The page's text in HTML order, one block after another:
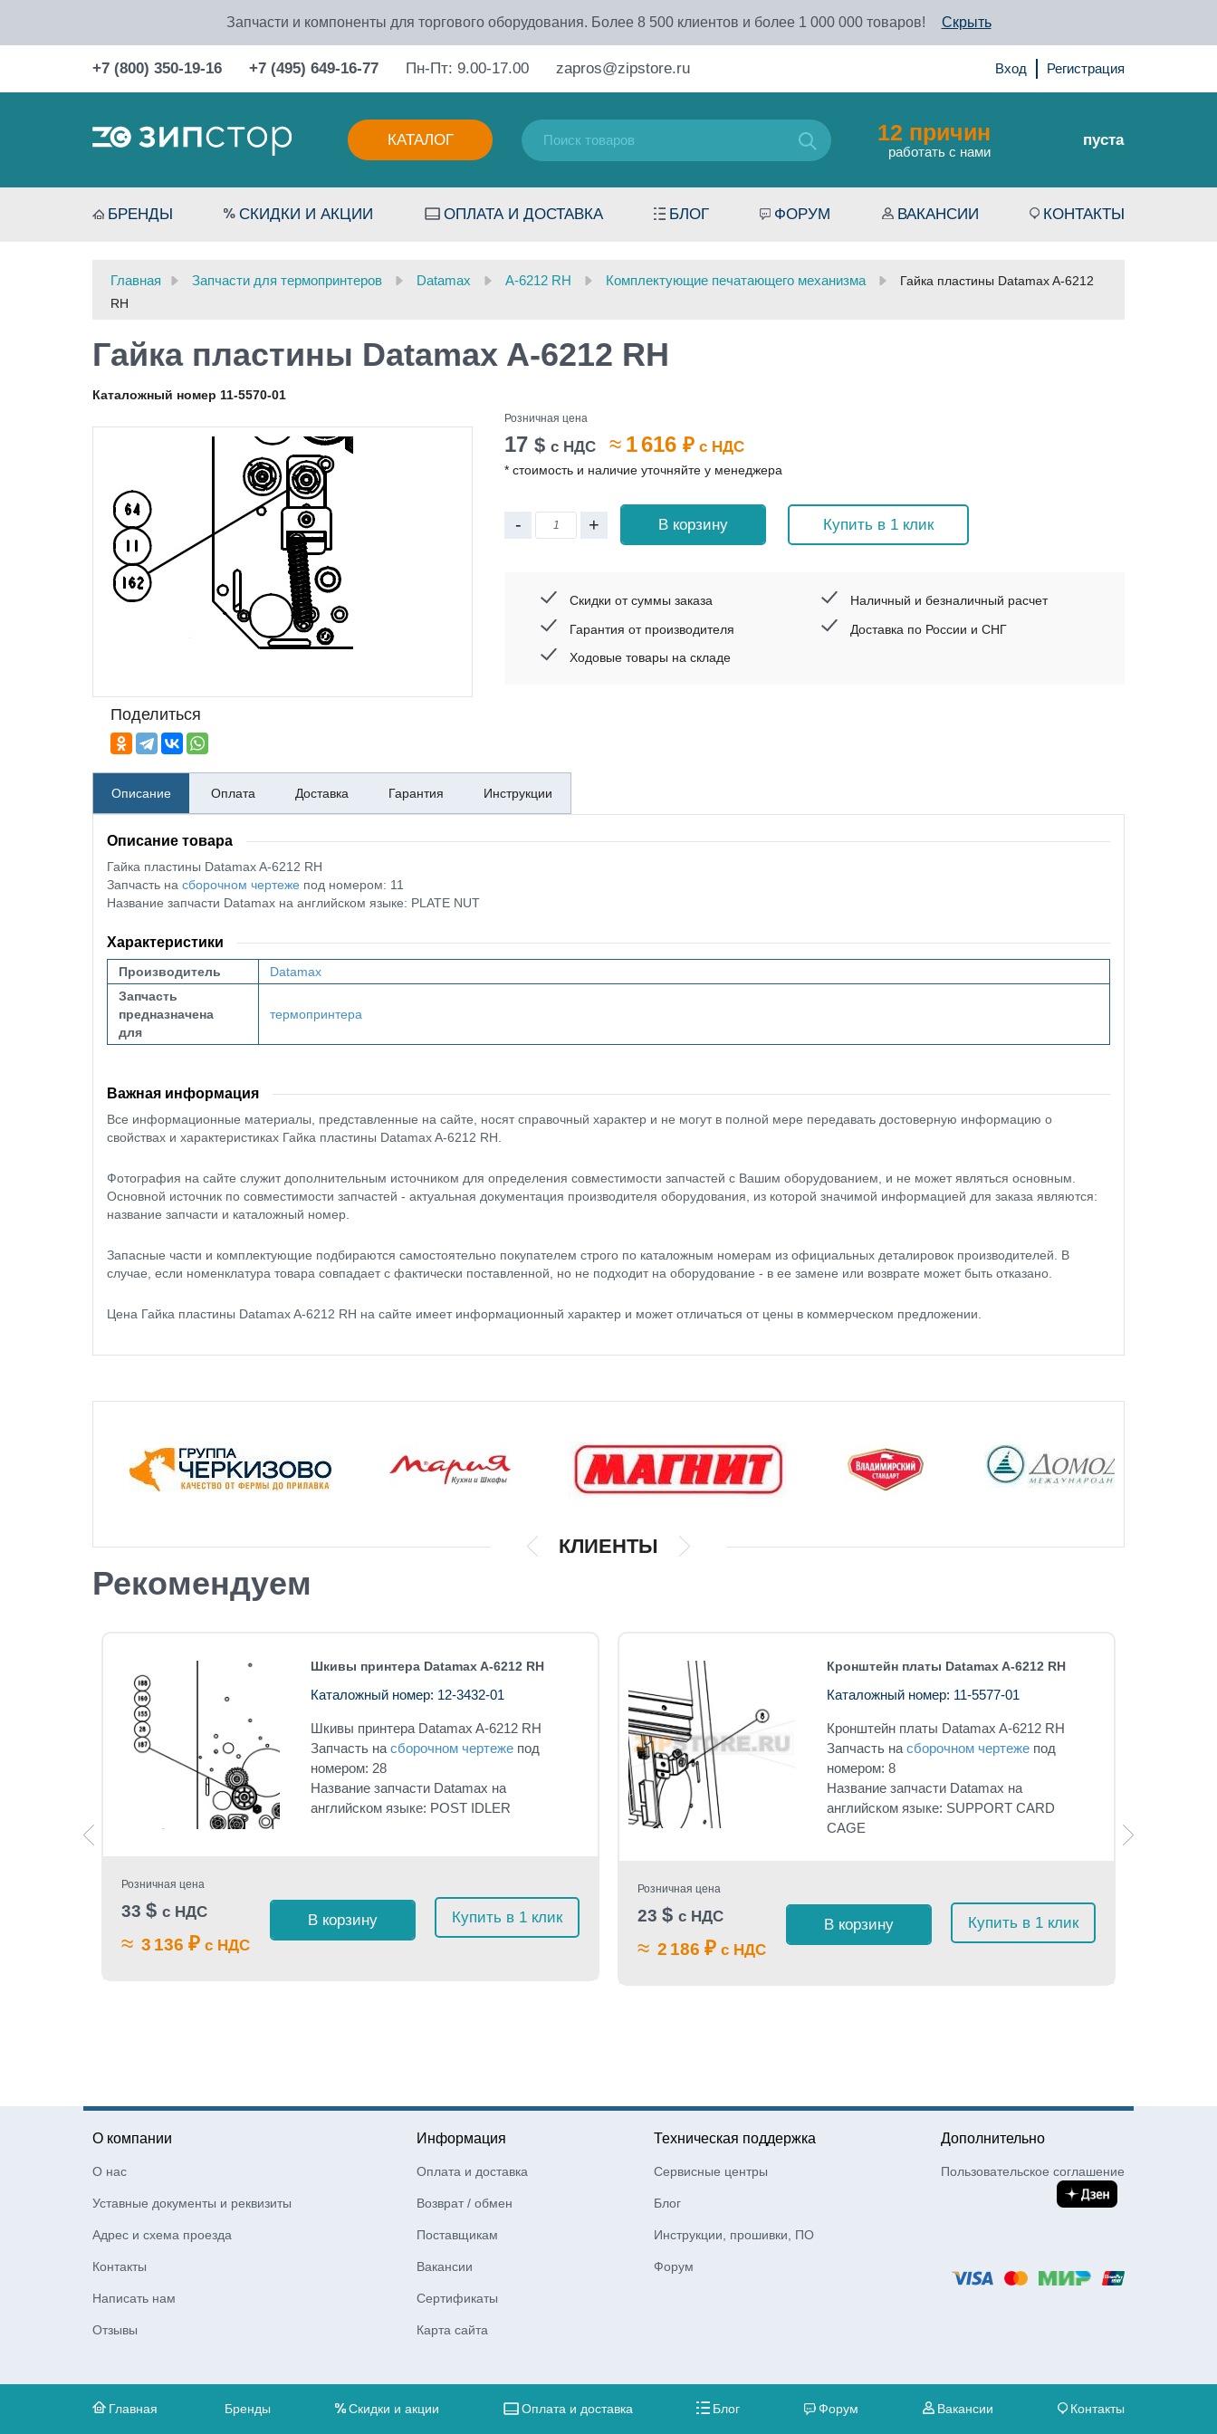
Запчасти и компоненты для торгового оборудования. Более 8 500 клиентов и более 1 000 000 товаров! Скрыть
+7 (800) 350-19-16 +7 (495) 649-16-77 Пн-Пт: 9.00-17.00 zapros@zipstore.ru Вход Регистрация
КАТАЛОГ 12 причин
работать с нами
пуста
БРЕНДЫ СКИДКИ И АКЦИИ ОПЛАТА И ДОСТАВКА БЛОГ ФОРУМ ВАКАНСИИ КОНТАКТЫ
Главная Запчасти для термопринтеров Datamax A-6212 RH Комплектующие печатающего механизма
Гайка пластины Datamax A-6212
RH
Гайка пластины Datamax A-6212 RH
Каталожный номер 11-5570-01
Поделиться
Розничная цена
17 $ с НДС ≈ 1 616 ₽ с НДС
* стоимость и наличие уточняйте у менеджера
- + В корзину Купить в 1 клик
Скидки от суммы заказа
Гарантия от производителя
Ходовые товары на складе
Наличный и безналичный расчет
Доставка по России и СНГ
Описание Оплата Доставка Гарантия Инструкции
Описание товара
Гайка пластины Datamax A-6212 RH
Запчасть на сборочном чертеже под номером: 11
Название запчасти Datamax на английском языке: PLATE NUT
Характеристики
Производитель
Datamax
Запчасть
предназначена
для
термопринтера
Важная информация
Все информационные материалы, представленные на сайте, носят справочный характер и не могут в полной мере передавать достоверную информацию о
свойствах и характеристиках Гайка пластины Datamax A-6212 RH.
Фотография на сайте служит дополнительным источником для определения совместимости запчастей с Вашим оборудованием, и не может являться основным.
Основной источник по совместимости запчастей - актуальная документация производителя оборудования, из которой значимой информацией для заказа являются:
название запчасти и каталожный номер.
Запасные части и комплектующие подбираются самостоятельно покупателем строго по каталожным номерам из официальных деталировок производителей. В
случае, если номенклатура товара совпадает с фактически поставленной, но не подходит на оборудование - в ее замене или возврате может быть отказано.
Цена Гайка пластины Datamax A-6212 RH на сайте имеет информационный характер и может отличаться от цены в коммерческом предложении.
КЛИЕНТЫ
Рекомендуем
Шкивы принтера Datamax A-6212 RH
Каталожный номер: 12-3432-01
Шкивы принтера Datamax A-6212 RH
Запчасть на сборочном чертежепод
номером: 28
Название запчасти Datamax на
английском языке: POST IDLER
Розничная цена
33 $ с НДС
≈ 3 136 ₽ с НДС
В корзину Купить в 1 клик
Кронштейн платы Datamax A-6212 RH
Каталожный номер: 11-5577-01
Кронштейн платы Datamax A-6212 RH
Запчасть на сборочном чертежепод
номером: 8
Название запчасти Datamax на
английском языке: SUPPORT CARD
CAGE
Розничная цена
23 $ с НДС
≈ 2 186 ₽ с НДС
В корзину Купить в 1 клик
О компании
О нас
Уставные документы и реквизиты
Адрес и схема проезда
Контакты
Написать нам
Отзывы
Информация
Оплата и доставка
Возврат / обмен
Поставщикам
Вакансии
Сертификаты
Карта сайта
Техническая поддержка
Сервисные центры
Блог
Инструкции, прошивки, ПО
Форум
Дополнительно
Пользовательское соглашение
Главная Бренды Скидки и акции Оплата и доставка Блог Форум Вакансии Контакты